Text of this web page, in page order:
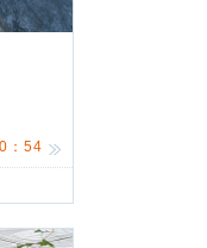
：54